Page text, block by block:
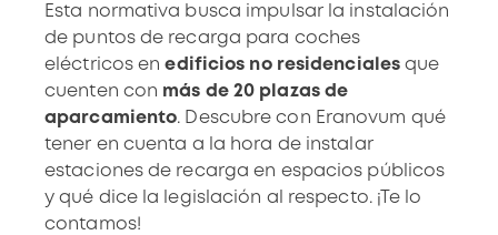
Esta normativa busca impulsar la instalación
de puntos de recarga para coches
eléctricos enedificios no residenciales que
cuenten con más de 20 plazas de
aparcamiento. Descubre con Eranovum qué
tener en cuenta a la hora de instalar
estaciones de recarga en espacios públicos
y qué dice la legislación al respecto. ¡Te lo
contamos!